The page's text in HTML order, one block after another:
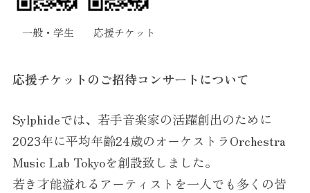
一般・学生 応援チケット
応援チケットのご招待コンサートについて
Sylphideでは、若手音楽家の活躍創出のために
2023年に平均年齢24歳のオーケストラOrchestra
Music Lab Tokyoを創設致しました。
若き才能溢れるアーティストを一人でも多くの皆